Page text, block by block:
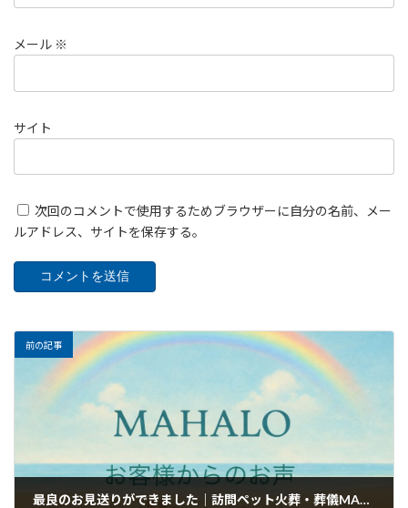
メール ※
サイト
次回のコメントで使用するためブラウザーに自分の名前、メー
ルアドレス、サイトを保存する。
前の記事
最良のお見送りができました｜訪問ペット火葬・葬儀MAHALOのお客様のお声